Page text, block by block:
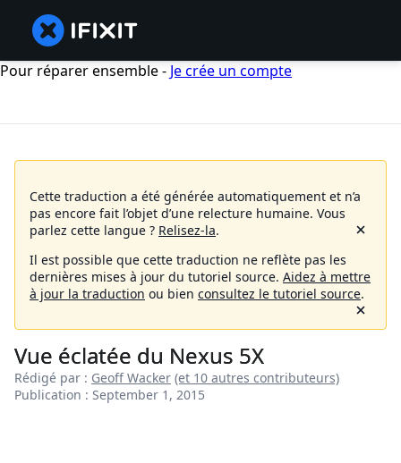
Pour réparer ensemble - Je crée un compte
Cette traduction a été générée automatiquement et n’a
pas encore fait l’objet d’une relecture humaine. Vous
parlez cette langue ? Relisez-la.
Il est possible que cette traduction ne reflète pas les
dernières mises à jour du tutoriel source. Aidez à mettre
à jour la traduction ou bien consultez le tutoriel source.
Vue éclatée du Nexus 5X
Rédigé par : Geoff Wacker (et 10 autres contributeurs)
Publication : September 1, 2015